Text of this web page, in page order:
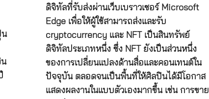
น
น
ดิจิทัลที่รับส่งผ่านเว็บเบราวเซอร์ Microsoft
Edge เพื่อให้ผู้ใช้สามารถส่งและรับ
cryptocurrency และ NFT เป็นสินทรัพย์
ดิจิทัลประเภทหนึ่ง ซึ่ง NFT ยังเป็นส่วนหนึ่ง
ของการเปลี่ยนแปลงด้านสื่อและคอนเทนต์ใน
ปัจจุบัน ตลอดจนเป็นพื้นที่ให้ศิลปินได้มีโอกาส
แสดงผลงานในแบบตัวเองมากขึ้น เช่น การขาย